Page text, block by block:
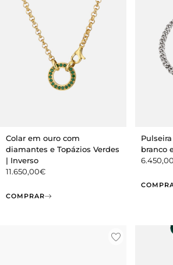
Colar em ouro com
diamantes e Topázios Verdes
| Inverso
11.650,00€
COMPRAR
branco
6.450,00